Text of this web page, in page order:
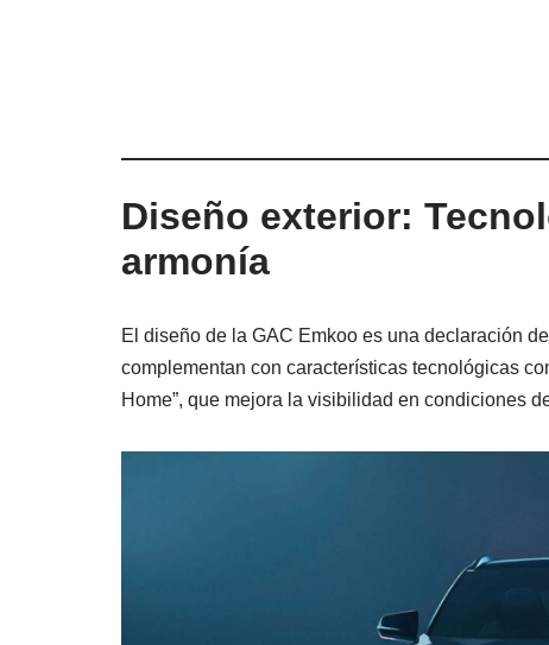
Diseño exterior:
armonía
El diseño de la GAC Emkoo es una declaración
complementan con características tecnológicas
Home”, que mejora la visibilidad en condiciones